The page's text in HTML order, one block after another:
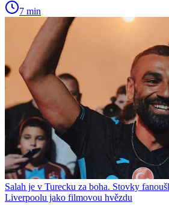
7 min
Salah je v Turecku za boha. Stovky
Liverpoolu jako filmovou hvězdu